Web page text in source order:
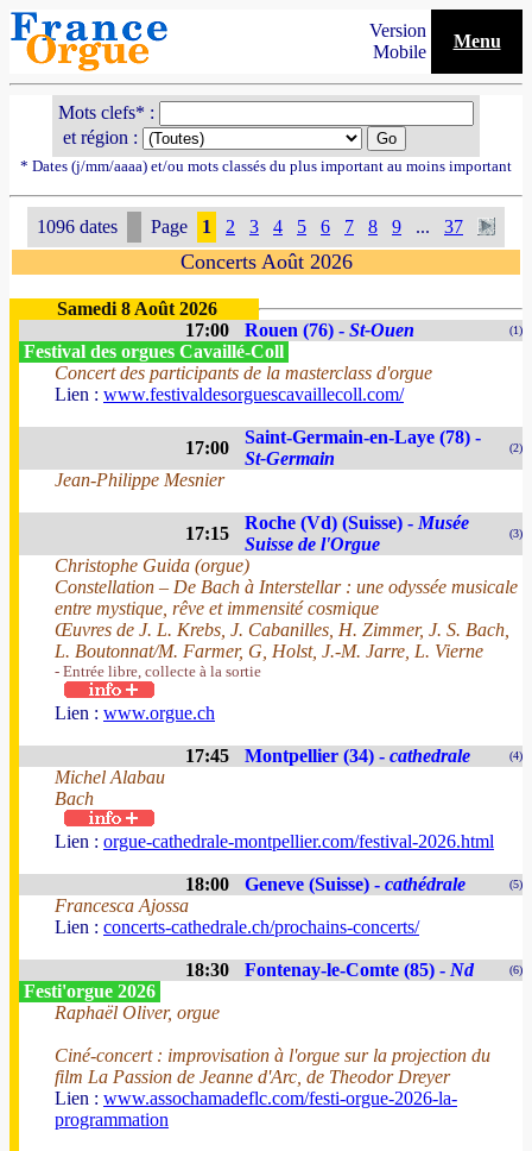
Version
Mobile
Menu
Mots clefs* :
et région :
* Dates (j/mm/aaaa) et/ou mots classés du plus important au moins important
1096 dates Page 1 2 3 4 5 6 7 8 9 ... 37
Concerts Août 2026
Samedi 8 Août 2026
17:00
Rouen (76) - St-Ouen (1)
Festival des orgues Cavaillé-Coll
Concert des participants de la masterclass d'orgue
Lien : www.festivaldesorguescavaillecoll.com/
17:00
Saint-Germain-en-Laye (78) -
St-Germain
(2)
Jean-Philippe Mesnier
17:15
Roche (Vd) (Suisse) - Musée
Suisse de l'Orgue
(3)
Christophe Guida (orgue)
Constellation – De Bach à Interstellar : une odyssée musicale
entre mystique, rêve et immensité cosmique
Œuvres de J. L. Krebs, J. Cabanilles, H. Zimmer, J. S. Bach,
L. Boutonnat/M. Farmer, G, Holst, J.-M. Jarre, L. Vierne
- Entrée libre, collecte à la sortie
Lien : www.orgue.ch
17:45 Montpellier (34) - cathedrale (4)
Michel Alabau
Bach
Lien : orgue-cathedrale-montpellier.com/festival-2026.html
18:00 Geneve (Suisse) - cathédrale (5)
Francesca Ajossa
Lien : concerts-cathedrale.ch/prochains-concerts/
18:30 Fontenay-le-Comte (85) - Nd (6)
Festi'orgue 2026
Raphaël Oliver, orgue
Ciné-concert : improvisation à l'orgue sur la projection du
film La Passion de Jeanne d'Arc, de Theodor Dreyer
Lien : www.assochamadeflc.com/festi-orgue-2026-la-
programmation